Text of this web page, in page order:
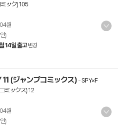
ック) 105
월
)
14일 출고 변경
11 (ジャンプコミックス) -SPY×F
ミックス) 12
월
)